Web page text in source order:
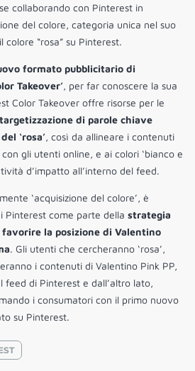
collaborando con Pinterest in
del colore, categoria unica nel suo
“rosa” su Pinterest.
formato pubblicitario di
Takeover’, per far conoscere la sua
Color Takeover offre risorse per le
di parole chiave
‘rosa’, così da allineare i contenuti
gli utenti online, e ai colori ‘bianco e
d’impatto all’interno del feed.
‘acquisizione del colore’, è
Pinterest come parte della strategia
la posizione di Valentino
. Gli utenti che cercheranno ‘rosa’,
i contenuti di Valentino Pink PP,
feed di Pinterest e dall’altro lato,
i consumatori con il primo nuovo
su Pinterest.